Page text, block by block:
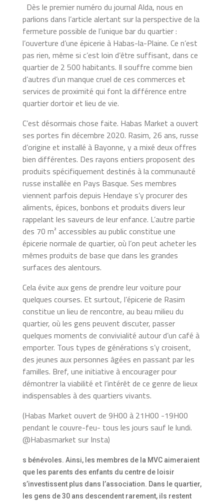
Dès le premier numéro du journal Alda, nous en
parlions dans l’article alertant sur la perspective de la
fermeture possible de l’unique bar du quartier :
l’ouverture d’une épicerie à Habas-la-Plaine. Ce n’est
pas rien, même si c’est loin d’être suffisant, dans ce
quartier de 2 500 habitants. Il souffre comme bien
d’autres d’un manque cruel de ces commerces et
services de proximité qui font la différence entre
quartier dortoir et lieu de vie.
C’est désormais chose faite. Habas Market a ouvert
ses portes fin décembre 2020. Rasim, 26 ans, russe
d’origine et installé à Bayonne, y a mixé deux offres
bien différentes. Des rayons entiers proposent des
produits spécifiquement destinés à la communauté
russe installée en Pays Basque. Ses membres
viennent parfois depuis Hendaye s’y procurer des
aliments, épices, bonbons et produits divers leur
rappelant les saveurs de leur enfance. L’autre partie
des 70 m² accessibles au public constitue une
épicerie normale de quartier, où l’on peut acheter les
mêmes produits de base que dans les grandes
surfaces des alentours.
Cela évite aux gens de prendre leur voiture pour
quelques courses. Et surtout, l’épicerie de Rasim
constitue un lieu de rencontre, au beau milieu du
quartier, où les gens peuvent discuter, passer
quelques moments de convivialité autour d’un café à
emporter. Tous types de générations s’y croisent,
des jeunes aux personnes âgées en passant par les
familles. Bref, une initiative à encourager pour
démontrer la viabilité et l’intérêt de ce genre de lieux
indispensables à des quartiers vivants.
(Habas Market ouvert de 9H00 à 21H00 -19H00
pendant le couvre-feu- tous les jours sauf le lundi.
@Habasmarket sur Insta)
s bénévoles. Ainsi, les membres de la MVC aimeraient
que les parents des enfants du centre de loisir
s’investissent plus dans l’association. Dans le quartier,
les gens de 30 ans descendent rarement, ils restent